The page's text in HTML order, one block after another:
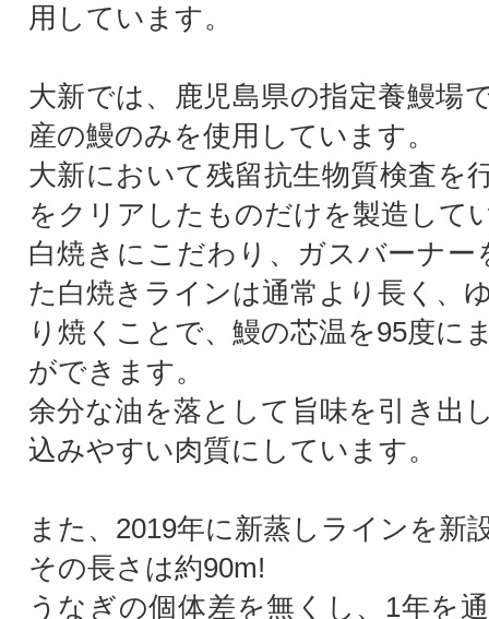
用しています。
大新では、鹿児島県の指定養鰻場
産の鰻のみを使用しています。
大新において残留抗生物質検査を
をクリアしたものだけを製造して
白焼きにこだわり、ガスバーナー
た白焼きラインは通常より長く、
り焼くことで、鰻の芯温を95度に
ができます。
余分な油を落として旨味を引き出
込みやすい肉質にしています。
また、2019年に新蒸しラインを新
その長さは約90m!
うなぎの個体差を無くし、1年を